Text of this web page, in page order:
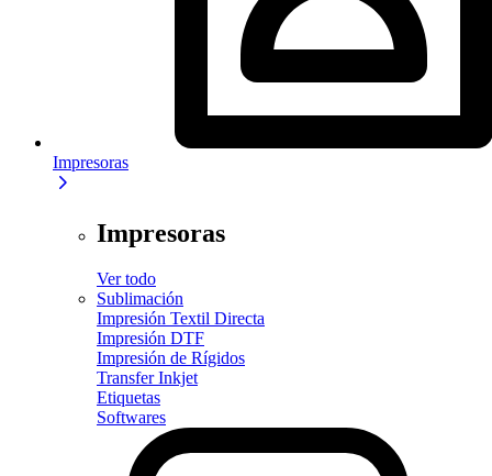
Impresoras
Impresoras
Ver todo
Sublimación
Impresión Textil Directa
Impresión DTF
Impresión de Rígidos
Transfer Inkjet
Etiquetas
Softwares